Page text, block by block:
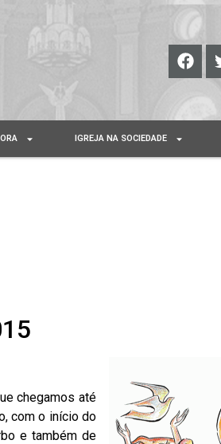
IGREJA NA SOCIEDADE
chegamos até
com o início do
e também de